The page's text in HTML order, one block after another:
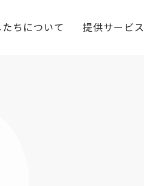
ちについて 提供サービス